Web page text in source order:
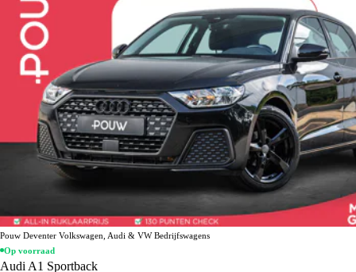
Pouw Deventer Volkswagen, Audi & VW Bedrijfswagens
Op voorraad
Audi A1 Sportback